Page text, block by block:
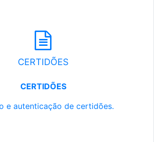
CERTIDÕES
CERTIDÕES
e autenticação de certidões.